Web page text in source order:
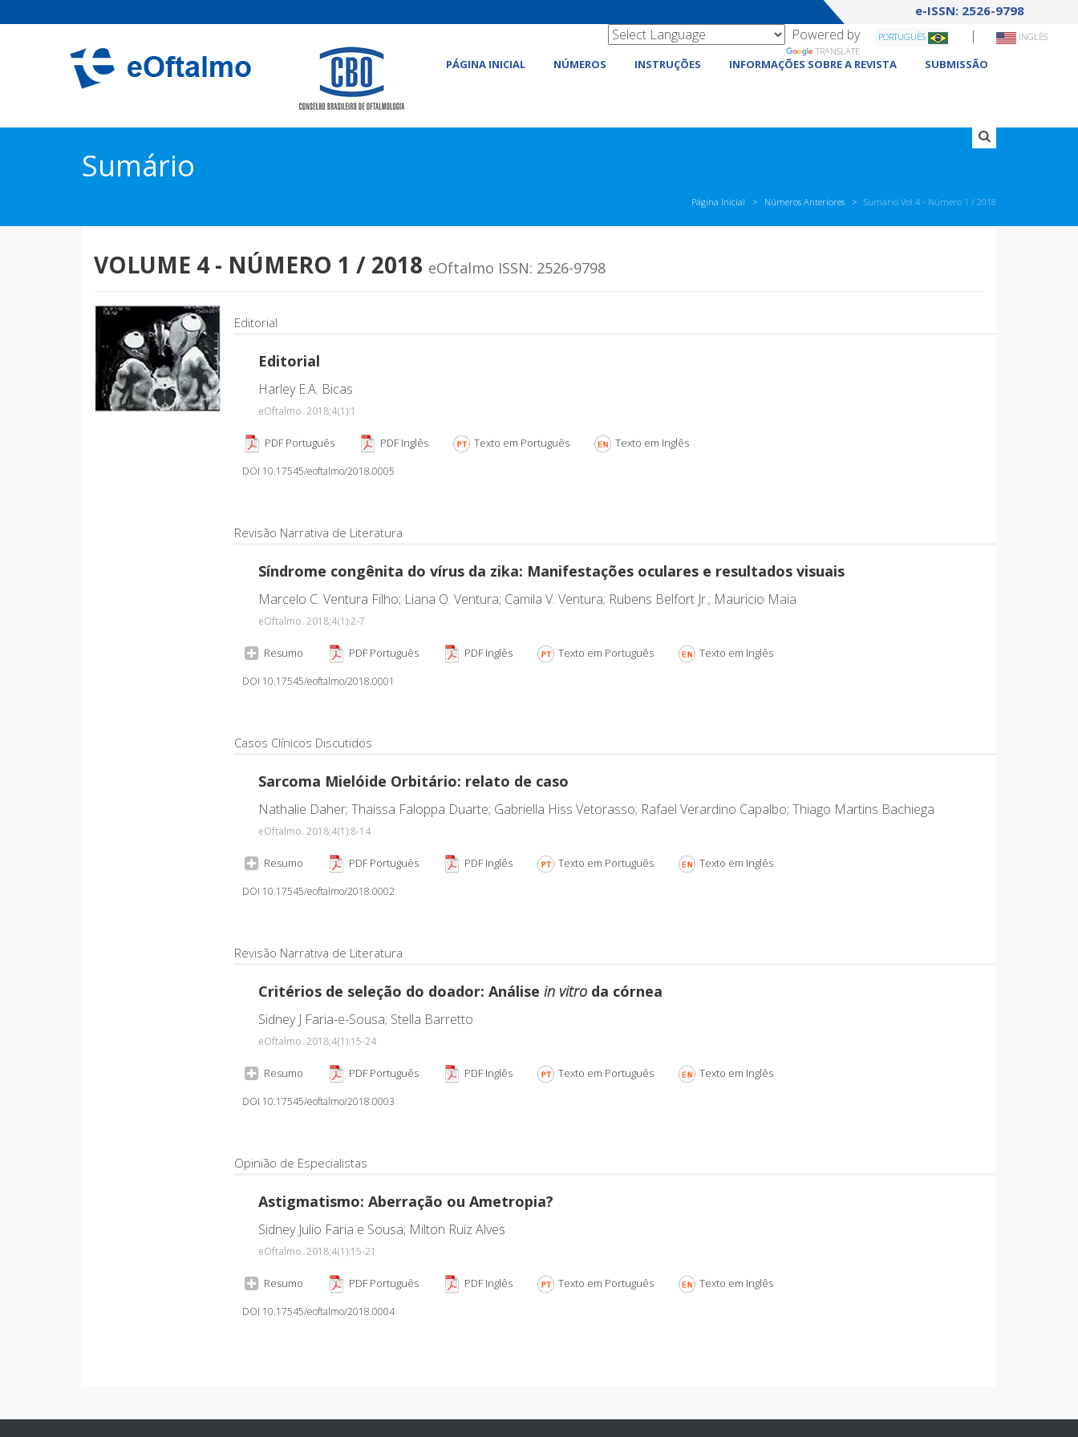
e-ISSN: 2526-9798
PÁGINA INICIAL NÚMEROS INSTRUÇÕES INFORMAÇÕES SOBRE A REVISTA SUBMISSÃO
PORTUGUÊS | INGLÊS
Powered by
TRANSLATE
Sumário
Página Inicial Números Anteriores Sumário Vol.4 - Número 1 / 2018
VOLUME 4 - NÚMERO 1 / 2018 eOftalmo ISSN: 2526-9798
Editorial
Editorial
Harley E.A. Bicas
eOftalmo. 2018;4(1):1
PDF Português PDF Inglês Texto em Português Texto em Inglês
DOI 10.17545/eoftalmo/2018.0005
Revisão Narrativa de Literatura
Síndrome congênita do vírus da zika: Manifestações oculares e resultados visuais
Marcelo C. Ventura Filho; Liana O. Ventura; Camila V. Ventura; Rubens Belfort Jr.; Mauricio Maia
eOftalmo. 2018;4(1):2-7
Resumo PDF Português PDF Inglês Texto em Português Texto em Inglês
DOI 10.17545/eoftalmo/2018.0001
Casos Clínicos Discutidos
Sarcoma Mielóide Orbitário: relato de caso
Nathalie Daher; Thaissa Faloppa Duarte; Gabriella Hiss Vetorasso; Rafael Verardino Capalbo; Thiago Martins Bachiega
eOftalmo. 2018;4(1):8-14
Resumo PDF Português PDF Inglês Texto em Português Texto em Inglês
DOI 10.17545/eoftalmo/2018.0002
Revisão Narrativa de Literatura
Critérios de seleção do doador: Análise in vitro da córnea
Sidney J Faria-e-Sousa; Stella Barretto
eOftalmo. 2018;4(1):15-24
Resumo PDF Português PDF Inglês Texto em Português Texto em Inglês
DOI 10.17545/eoftalmo/2018.0003
Opinião de Especialistas
Astigmatismo: Aberração ou Ametropia?
Sidney Julio Faria e Sousa; Milton Ruiz Alves
eOftalmo. 2018;4(1):15-21
Resumo PDF Português PDF Inglês Texto em Português Texto em Inglês
DOI 10.17545/eoftalmo/2018.0004